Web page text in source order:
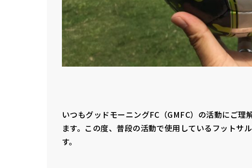
いつもグッドモーニングFC（GMFC）の活動にご
ます。この度、普段の活動で使用しているフットサ
す。